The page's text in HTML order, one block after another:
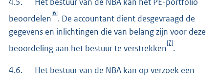
beoordelen
[6]
. De accountant dient desgevraagd de
gegevens en inlichtingen die van belang zijn voor deze
beoordeling aan het bestuur te verstrekken
[7]
.
4.6. Het bestuur van de NBA kan op verzoek een